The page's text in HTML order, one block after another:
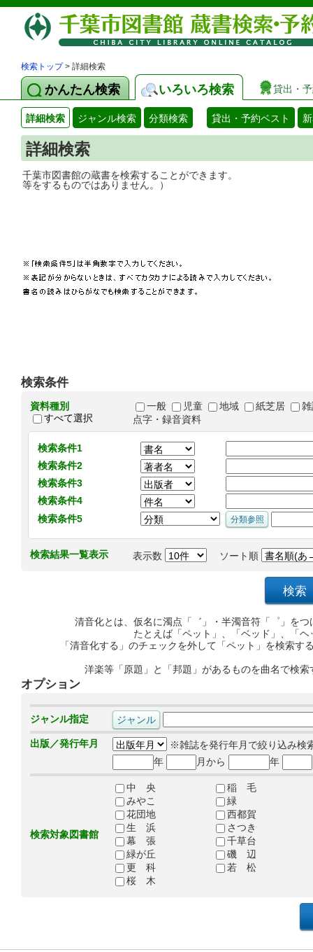
検索トップ> 詳細検索
かんたん検索 いろいろ検索 貸出・
詳細検索 ジャンル検索 分類検索 貸出・予約ベスト
詳細検索
千葉市図書館の蔵書を検索することがで
等をするものではありません。）
検索条件
資料種別
すべて選択
一般 児童 地域 紙芝居
点字・録音資料
検索条件1
検索条件2
検索条件3
検索条件4
検索条件5
検索結果一覧表示 表示数 ソート順
清音化とは、仮名に濁点「゛」・半濁音符「゜」を
たとえば「ペット」、「ベッド」、「
「清音化する」のチェックを外して「ペット」を検索
洋楽等「原題」と「邦題」があるものを曲名で検
オプション
ジャンル指定
出版／発行年月
※雑誌を発行年月で絞り込み検
年
月から 年
検索対象図書館
中 央
稲 毛
みやこ
緑
花団地
西都賀
生 浜
さつき
幕 張
千草台
緑が丘
磯 辺
更 科
若 松
桜 木